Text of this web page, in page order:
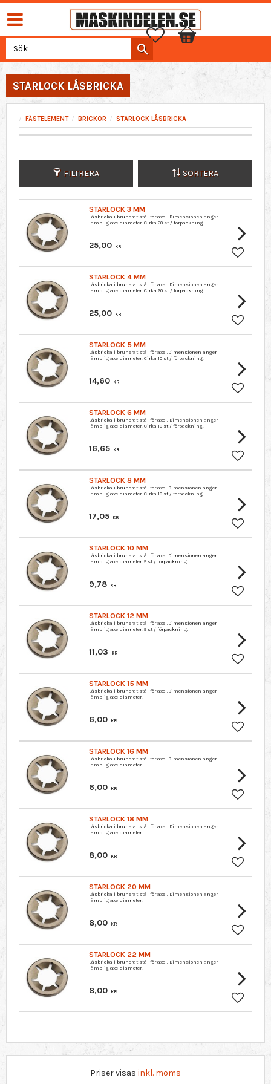
Favoriter
Kundvagn
STARLOCK LÅSBRICKA
FÄSTELEMENT BRICKOR STARLOCK LÅSBRICKA
FILTRERA SORTERA
STARLOCK 3 MM
Låsbricka i brunerat stål för axel. Dimensionen anger
lämplig axeldiameter. Cirka 20 st / förpackning.
25,00 KR
Lägg till
STARLOCK 4 MM
Låsbricka i brunerat stål för axel. Dimensionen anger
lämplig axeldiameter. Cirka 20 st / förpackning.
25,00 KR
Lägg till
STARLOCK 5 MM
Låsbricka i brunerat stål för axel.Dimensionen anger
lämplig axeldiameter. Cirka 10 st / förpackning.
14,60 KR
Lägg till
STARLOCK 6 MM
Låsbricka i brunerat stål för axel. Dimensionen anger
lämplig axeldiameter. Cirka 10 st / förpackning.
16,65 KR
Lägg till
STARLOCK 8 MM
Låsbricka i brunerat stål för axel.Dimensionen anger
lämplig axeldiameter. Cirka 10 st / förpackning.
17,05 KR
Lägg till
STARLOCK 10 MM
Låsbricka i brunerat stål för axel.Dimensionen anger
lämplig axeldiameter. 5 st / förpackning.
9,78 KR
Lägg till
STARLOCK 12 MM
Låsbricka i brunerat stål för axel.Dimensionen anger
lämplig axeldiameter. 5 st / förpackning.
11,03 KR
Lägg till
STARLOCK 15 MM
Låsbricka i brunerat stål för axel.Dimensionen anger
lämplig axeldiameter.
6,00 KR
Lägg till
STARLOCK 16 MM
Låsbricka i brunerat stål för axel.Dimensionen anger
lämplig axeldiameter.
6,00 KR
Lägg till
STARLOCK 18 MM
Låsbricka i brunerat stål för axel. Dimensionen anger
lämplig axeldiameter.
8,00 KR
Lägg till
STARLOCK 20 MM
Låsbricka i brunerat stål för axel. Dimensionen anger
lämplig axeldiameter.
8,00 KR
Lägg till
STARLOCK 22 MM
Låsbricka i brunerat stål för axel. Dimensionen anger
lämplig axeldiameter.
8,00 KR
Lägg till
Priser visas inkl. moms